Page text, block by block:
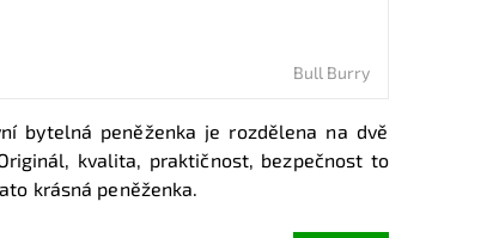
Bull Burry
bytelná peněženka je rozdělena na dvě
kvalita, praktičnost, bezpečnost to
krásná peněženka.